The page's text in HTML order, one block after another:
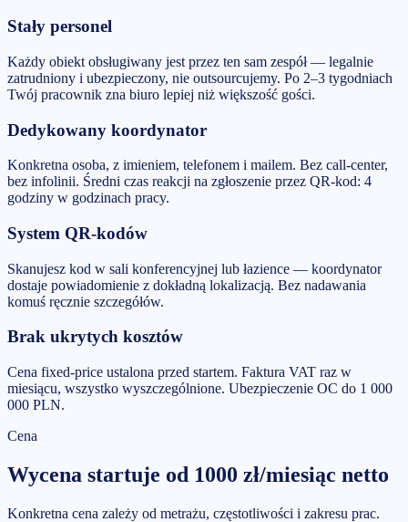
Stały personel
Każdy obiekt obsługiwany jest przez ten sam zespół — legalnie
zatrudniony i ubezpieczony, nie outsourcujemy. Po 2–3 tygodniach
Twój pracownik zna biuro lepiej niż większość gości.
Dedykowany koordynator
Konkretna osoba, z imieniem, telefonem i mailem. Bez call-center,
bez infolinii. Średni czas reakcji na zgłoszenie przez QR-kod: 4
godziny w godzinach pracy.
System QR-kodów
Skanujesz kod w sali konferencyjnej lub łazience — koordynator
dostaje powiadomienie z dokładną lokalizacją. Bez nadawania
komuś ręcznie szczegółów.
Brak ukrytych kosztów
Cena fixed-price ustalona przed startem. Faktura VAT raz w
miesiącu, wszystko wyszczególnione. Ubezpieczenie OC do 1 000
000 PLN.
Cena
Wycena startuje od 1000 zł/miesiąc netto
Konkretna cena zależy od metrażu, częstotliwości i zakresu prac.